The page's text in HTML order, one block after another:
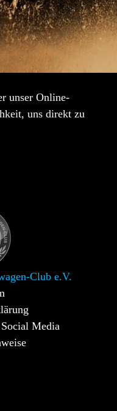
unser Online-
uns direkt zu
Club e.V.
Media